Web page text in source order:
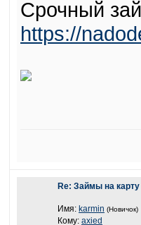
Срочный
https://
Re: Займы на
Имя: karmin (Новичок)
Кому: axied